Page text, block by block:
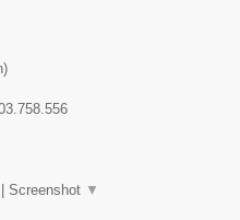
)
Screenshot ▼